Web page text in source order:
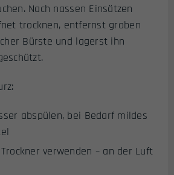
Nach nassen Einsätzen
trocknen, entfernst groben
Bürste und lagerst ihn
abspülen, bei Bedarf mildes
verwenden – an der Luft